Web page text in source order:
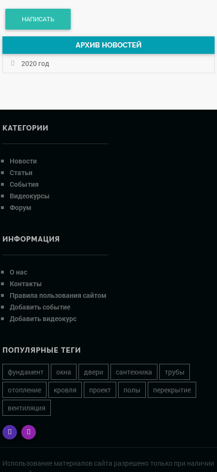
АРХИВ НОВОСТЕЙ
2020 год
КАТЕГОРИИ
Новости
Статьи
События
Видеокурсы
Форум
ИНФОРМАЦИЯ
О нас
Контакты
Правила пользования сайтом
Добавить событие
Добавить видеокурс
ПОПУЛЯРНЫЕ ТЕГИ
фундамент окна двери сантехника
трубы
отопление
кровля проект полы
перекрытие
вентиляция
Использование материалов сайта разрешено только при наличии